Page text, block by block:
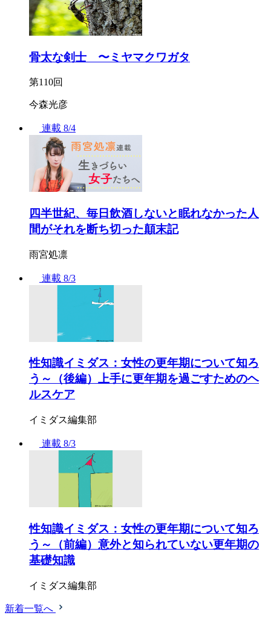
骨太な剣士 〜ミヤマクワガタ
第110回
今森光彦
連載 8/4
四半世紀、毎日飲酒しないと眠れなかった人
間がそれを断ち切った顛末記
雨宮処凛
連載 8/3
性知識イミダス：女性の更年期について知ろ
う～（後編）上手に更年期を過ごすためのヘ
ルスケア
イミダス編集部
連載 8/3
性知識イミダス：女性の更年期について知ろ
う～（前編）意外と知られていない更年期の
基礎知識
イミダス編集部
新着一覧へ